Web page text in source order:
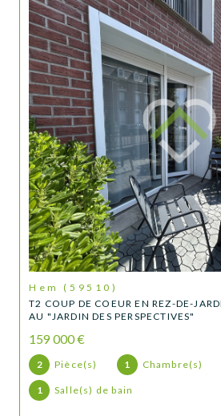
Hem (59510)
T2 COUP DE COEUR EN REZ-DE-
AU "JARDIN DES PERSPECTIVES"
159 000 €
2 Pièce(s) 1 Chambre(s)
1 Salle(s) de bain